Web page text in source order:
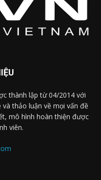
thành lập từ 04/2014 với
thảo luận về mọi vấn đề
mô hình hoàn thiện được
viên.